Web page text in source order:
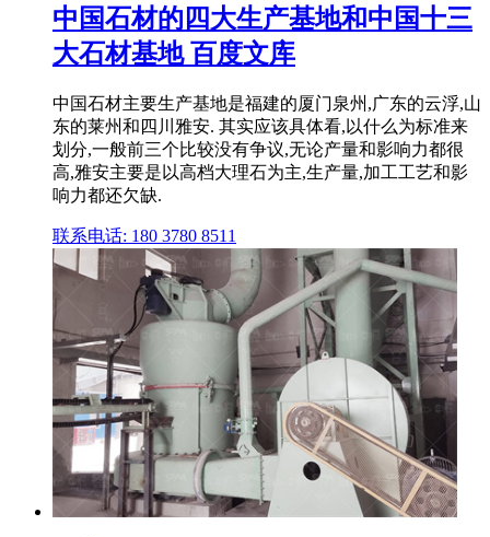
中国石材的四大生产基地和中国十三
大石材基地 百度文库
中国石材主要生产基地是福建的厦门泉州,广东的云浮,山
东的莱州和四川雅安. 其实应该具体看,以什么为标准来
划分,一般前三个比较没有争议,无论产量和影响力都很
高,雅安主要是以高档大理石为主,生产量,加工工艺和影
响力都还欠缺.
联系电话: 180 3780 8511